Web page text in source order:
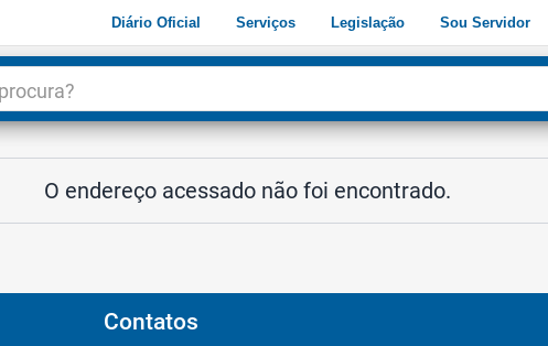
Diário Oficial Serviços Legislação Sou Servidor
O endereço acessado não foi encontrado.
Contatos